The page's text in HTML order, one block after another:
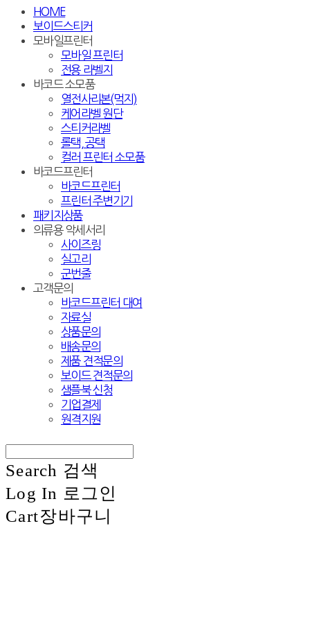
HOME
보이드스티커
모바일프린터
모바일 프린터
전용 라벨지
바코드 소모품
열전사리본(먹지)
케어라벨 원단
스티커라벨
롤택, 공택
컬러 프린터 소모품
바코드프린터
바코드프린터
프린터 주변기기
패키지상품
의류용 악세서리
사이즈링
실고리
군번줄
고객문의
바코드프린터 대여
자료실
상품문의
배송문의
제품 견적문의
보이드 견적문의
샘플북 신청
기업결제
원격지원
Search 검색
Log In 로그인
Cart장바구니